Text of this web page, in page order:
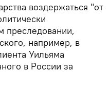
воздержаться "от
преследовании,
например, в
Уильяма
в России за